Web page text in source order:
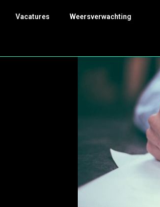
Vacatures Weersverwachting